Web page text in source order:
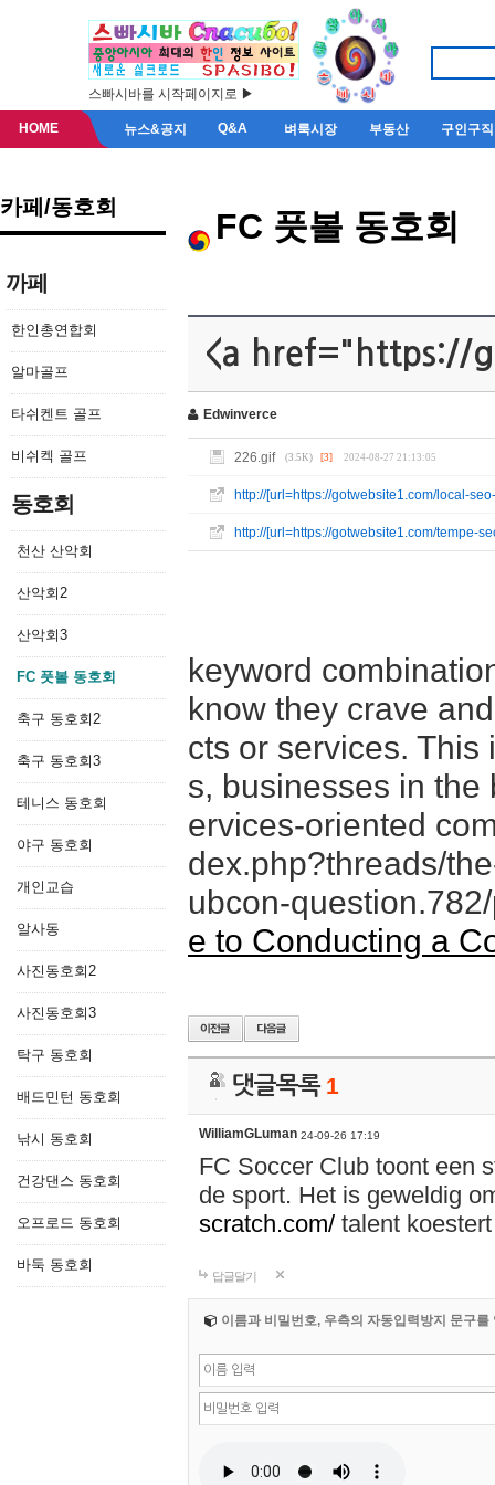
스빠시바를 시작페이지로 ▶
HOME 뉴스&공지 Q&A 벼룩시장 부동산 구인구직
카페/동호회
까페
한인총연합회
알마골프
타쉬켄트 골프
비쉬켁 골프
동호회
천산 산악회
산악회2
산악회3
FC 풋볼 동호회
축구 동호회2
축구 동호회3
테니스 동호회
야구 동호회
개인교습
알사동
사진동호회2
사진동호회3
탁구 동호회
배드민턴 동호회
낚시 동호회
건강댄스 동호회
오프로드 동호회
바둑 동호회
FC 풋볼 동호회
<a href="https://
Edwinverce
226.gif (3.5K) [3] 2024-08-27 21:13:05
http://[url=https://gotwebsite1.com/local-
http://[url=https://gotwebsite1.com/tempe-
keyword
know they crave
cts or services.
s, businesses in the
ervices-oriented
dex.php?threads/
ubcon-
e to Conducting a
댓글목록 1
WilliamGLuman 24-09-26 17:19
FC Soccer Club toont een
de sport. Het is geweldig
scratch.com/ talent
답글달기
이름과 비밀번호, 우측의 자동입력방지 문구를